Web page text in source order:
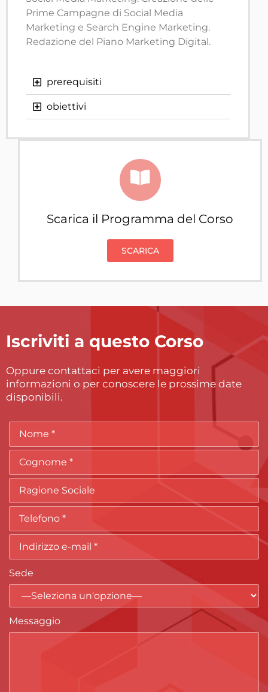
Prime Campagne di Social Media
Marketing e Search Engine Marketing.
Redazione del Piano Marketing Digital.
prerequisiti
obiettivi
Scarica il Programma del Corso
SCARICA
Iscriviti a questo Corso
Oppure contattaci per avere maggiori
informazioni o per conoscere le prossime date
disponibili.
Sede
Messaggio